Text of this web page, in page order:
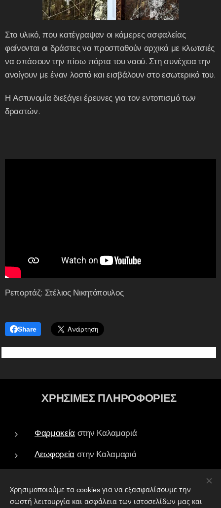
Στο υλικό, που κατέγραψαν οι κάμερες ασφαλείας
φαίνονται οι δράστες να προσπαθούν αρχικά με κλωτσιές
να σπάσουν την πίσω πόρτα του ναού. Στη συνέχεια την
ανοίγουν με έναν λοστό και εισβάλουν στο εσωτερικό του.
Η Αστυνομία διεξάγει έρευνες για τον εντοπισμό των
δραστών.
Ρεπορτάζ: Στέλιος Νικητόπουλος
Share
ΧΡΗΣΙΜΕΣ ΠΛΗΡΟΦΟΡΙΕΣ
Φαρμακεία στην Καλαμαριά
Λεωφορεία στην Καλαμαριά
Πάρκα στην Καλαμαριά
Χρησιμοποιούμε τα cookies για να εξασφαλίσουμε την
σωστή λειτουργία και ασφάλεια των ιστοσελίδων μας και